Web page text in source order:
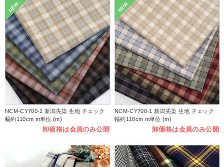
NEW
NCM-CY700-2 新潟先染 生地 チェック
幅約110cm m単位 (m)
卸価格は会員のみ公開
NEW
NCM-CY700-1 新潟先染 生地 チェック
幅約110cm m単位 (m)
卸価格は会員のみ公開